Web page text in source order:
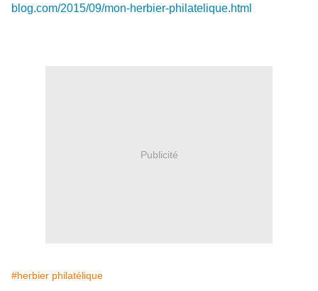
blog.com/2015/09/mon-herbier-philatelique.html
Publicité
#herbier philatélique